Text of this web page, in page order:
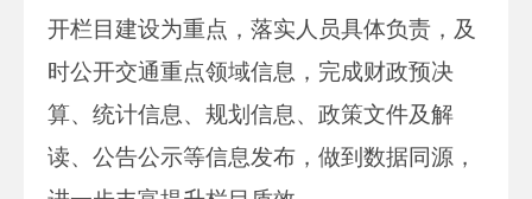
开栏目建设为重点，落实人员具体负责，及
时公开交通重点领域信息，完成财政预决
算、统计信息、规划信息、政策文件及解
读、公告公示等信息发布，做到数据同源，